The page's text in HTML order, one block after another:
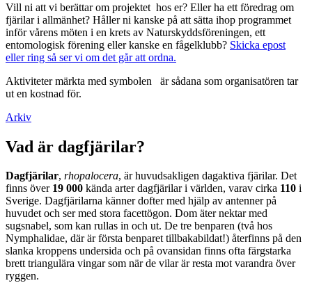
Vill ni att vi berättar om projektet hos er? Eller ha ett föredrag om
fjärilar i allmänhet? Håller ni kanske på att sätta ihop programmet
inför vårens möten i en krets av Naturskyddsföreningen, ett
entomologisk förening eller kanske en fågelklubb? Skicka epost
eller ring så ser vi om det går att ordna.
Aktiviteter märkta med symbolen
är sådana som organisatören tar
ut en kostnad för.
Arkiv
Vad är dagfjärilar?
Dagfjärilar, rhopalocera, är huvudsakligen dagaktiva fjärilar. Det
finns över 19 000 kända arter dagfjärilar i världen, varav cirka 110 i
Sverige. Dagfjärilarna känner dofter med hjälp av antenner på
huvudet och ser med stora facettögon. Dom äter nektar med
sugsnabel, som kan rullas in och ut. De tre benparen (två hos
Nymphalidae, där är första benparet tillbakabildat!) återfinns på den
slanka kroppens undersida och på ovansidan finns ofta färgstarka
brett triangulära vingar som när de vilar är resta mot varandra över
ryggen.